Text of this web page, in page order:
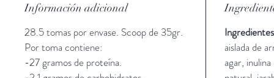
Información adicional
28.5 tomas por envase. Scoop de 35gr.
Por toma contiene:
-27 gramos de proteína.
aislada de
agar,